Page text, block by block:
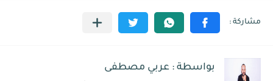
بواسطة : عربي مصطفى